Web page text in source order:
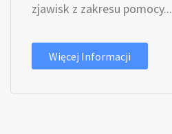
zjawisk z zakresu pomocy...
Więcej Informacji